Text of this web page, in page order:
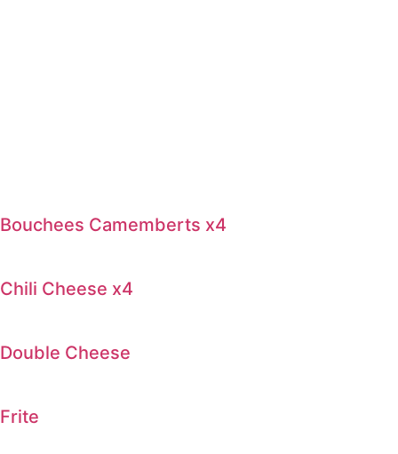
Bouchees Camemberts x4
Chili Cheese x4
Double Cheese
Frite